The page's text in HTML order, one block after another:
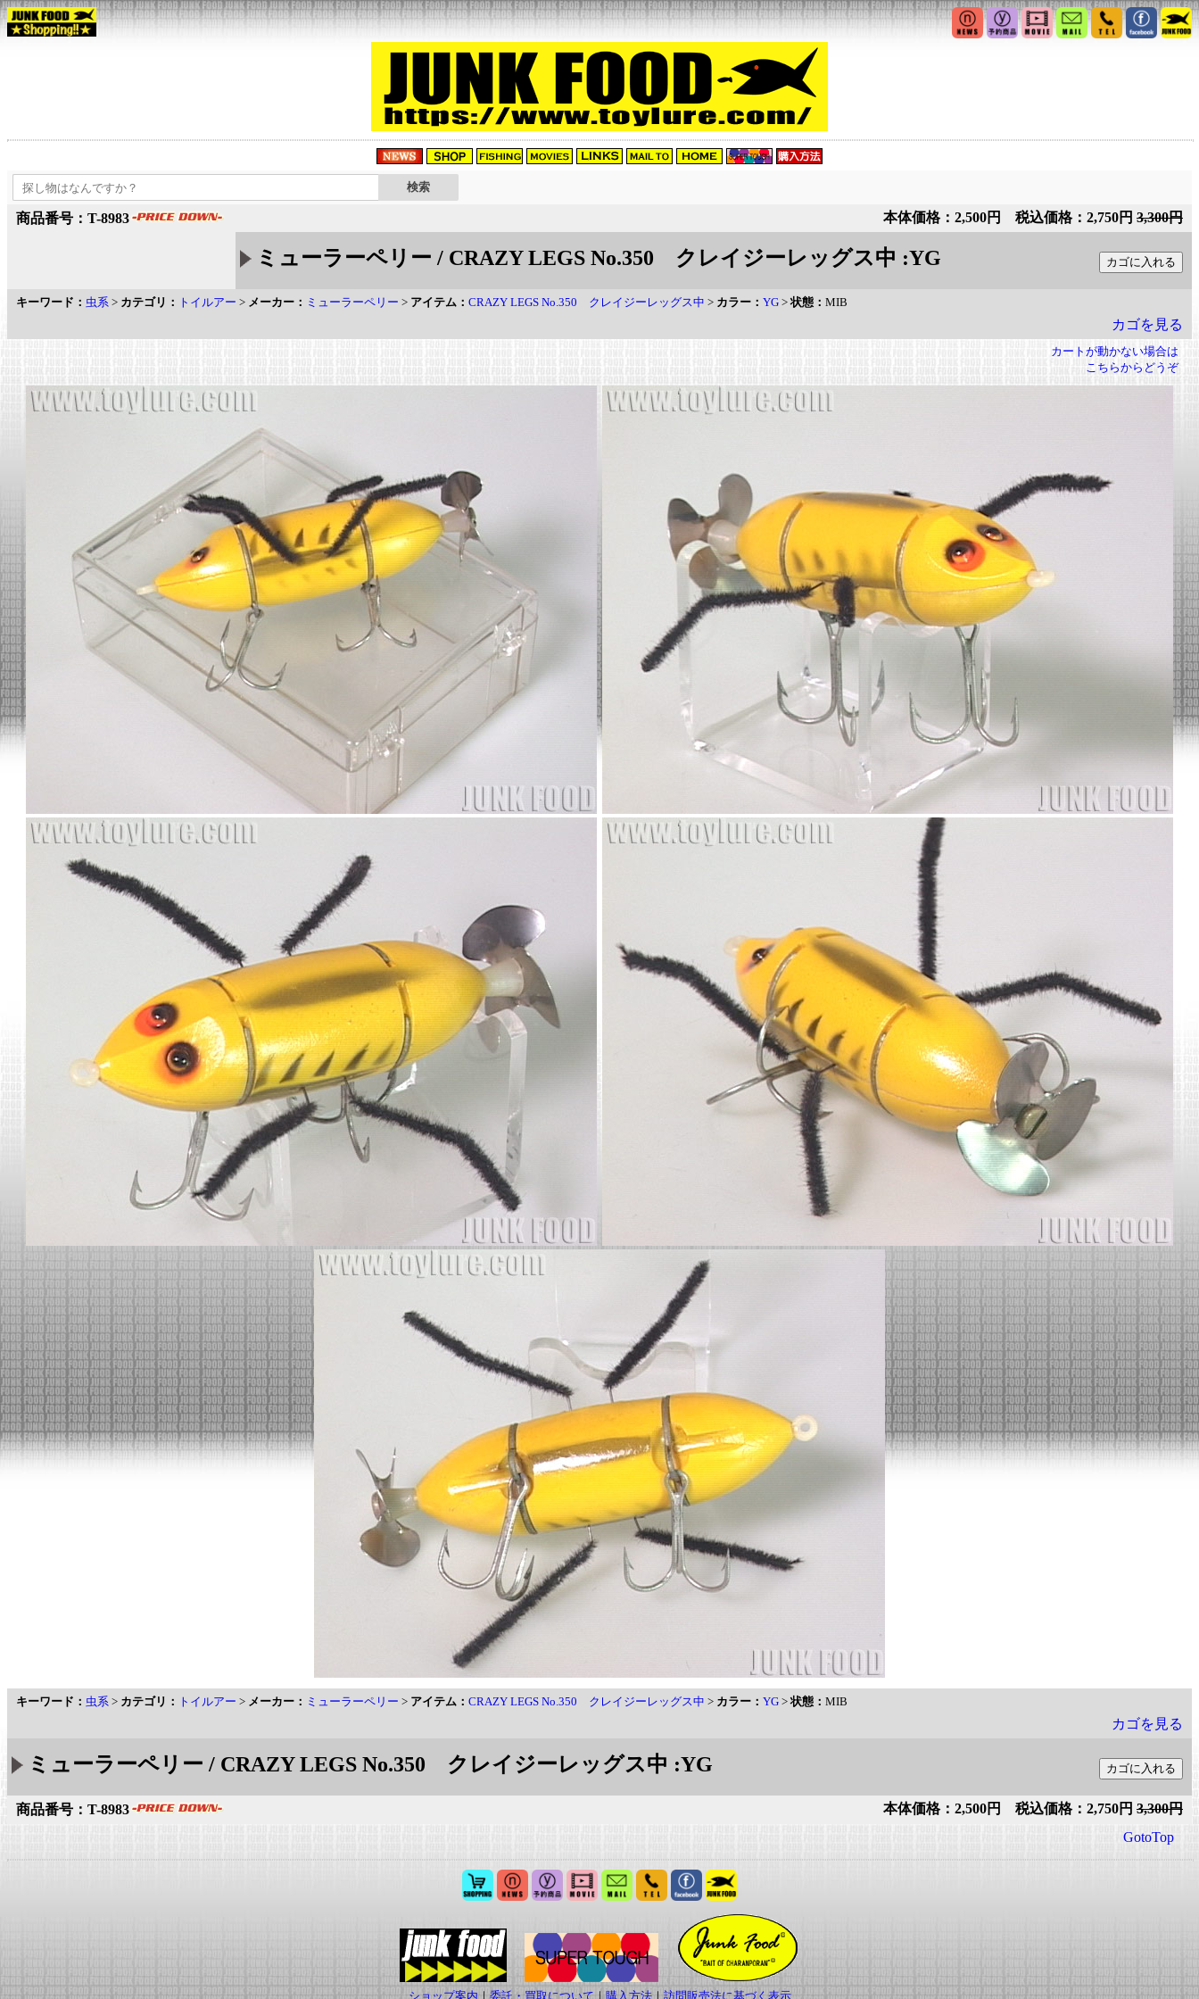
商品番号：T-8983 本体価格：2,500円 税込価格：2,750円 3,300円
ミューラーペリー / CRAZY LEGS No.350 クレイジーレッグス中 :YG
キーワード： 虫系 > カテゴリ： トイルアー > メーカー： ミューラーペリー > アイテム： CRAZY LEGS No.350 クレイジーレッグス中 > カラー： YG >状態： MIB
カゴを見る
カートが動かない場合は
こちらからどうぞ
キーワード： 虫系 > カテゴリ： トイルアー > メーカー： ミューラーペリー > アイテム： CRAZY LEGS No.350 クレイジーレッグス中 > カラー： YG >状態： MIB
カゴを見る
ミューラーペリー / CRAZY LEGS No.350 クレイジーレッグス中 :YG
商品番号：T-8983 本体価格：2,500円 税込価格：2,750円 3,300円
GotoTop
ショップ案内｜委託・買取について ｜ 購入方法｜ 訪問販売法に基づく表示